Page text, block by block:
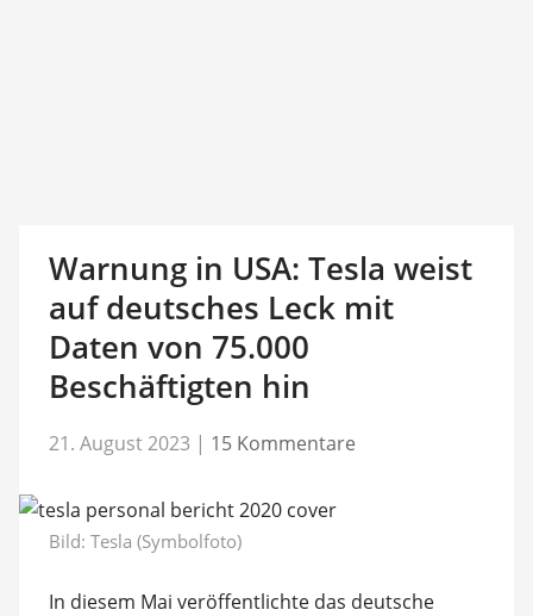
Warnung in USA: Tesla weist
auf deutsches Leck mit
Daten von 75.000
Beschäftigten hin
21. August 2023 | 15 Kommentare
Bild: Tesla (Symbolfoto)
In diesem Mai veröffentlichte das deutsche